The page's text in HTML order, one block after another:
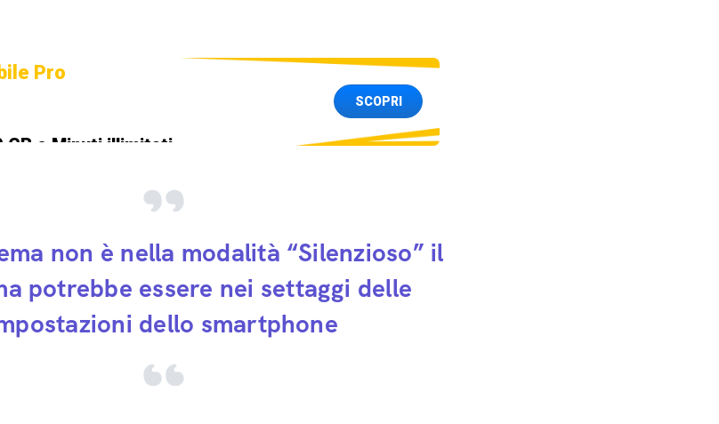
Pro
GB e Minuti illimitati
SCOPRI
non è nella modalità “Silenzioso” il
potrebbe essere nei settaggi delle
dello smartphone